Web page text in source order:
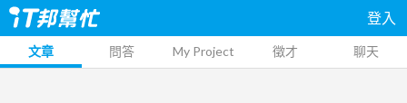
登入
文章 問答 My Project 徵才 聊天